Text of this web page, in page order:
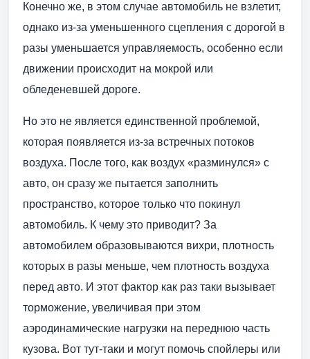
Конечно же, в этом случае автомобиль не взлетит,
однако из-за уменьшенного сцепления с дорогой в
разы уменьшается управляемость, особенно если
движении происходит на мокрой или
обледеневшей дороге.
Но это не является единственной проблемой,
которая появляется из-за встречных потоков
воздуха. После того, как воздух «разминулся» с
авто, он сразу же пытается заполнить
пространство, которое только что покинул
автомобиль. К чему это приводит? За
автомобилем образовываются вихри, плотность
которых в разы меньше, чем плотность воздуха
перед авто. И этот фактор как раз таки вызывает
торможение, увеличивая при этом
аэродинамические нагрузки на переднюю часть
кузова. Вот тут-таки и могут помочь спойлеры или